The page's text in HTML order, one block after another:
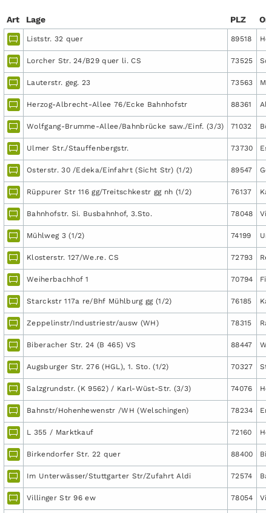
Art Lage PLZ
Liststr. 32 quer 89518
Lorcher Str. 24/B29 quer li. CS 73525
Lauterstr. geg. 23 73563
Herzog-Albrecht-Allee 76/Ecke Bahnhofstr 88361
Wolfgang-Brumme-Allee/Bahnbrücke saw./Einf. (3/3) 71032
Ulmer Str./Stauffenbergstr. 73730
Osterstr. 30 /Edeka/Einfahrt (Sicht Str) (1/2) 89547
Rüppurer Str 116 gg/Treitschkestr gg nh (1/2) 76137
Bahnhofstr. Si. Busbahnhof, 3.Sto. 78048
Mühlweg 3 (1/2) 74199
Klosterstr. 127/We.re. CS 72793
Weiherbachhof 1 70794
Starckstr 117a re/Bhf Mühlburg gg (1/2) 76185
Zeppelinstr/Industriestr/ausw (WH) 78315
Biberacher Str. 24 (B 465) VS 88447
Augsburger Str. 276 (HGL), 1. Sto. (1/2) 70327
Salzgrundstr. (K 9562) / Karl-Wüst-Str. (3/3) 74076
Bahnstr/Hohenhewenstr /WH (Welschingen) 78234
L 355 / Marktkauf 72160
Birkendorfer Str. 22 quer 88400
Im Unterwässer/Stuttgarter Str/Zufahrt Aldi 72574
Villinger Str 96 ew 78054